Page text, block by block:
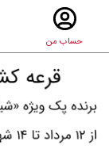
حساب من